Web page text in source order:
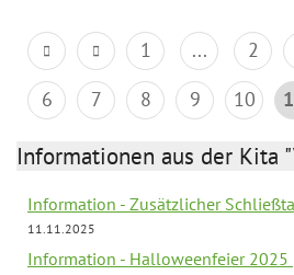
1 ... 2
6
7 8 9 10
Informationen aus der Kita
Information - Zusätzlicher
11.11.2025
Information - Halloweenfeier 2025